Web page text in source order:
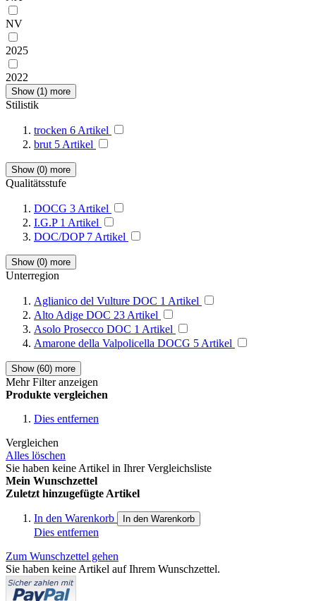
NV
2025
2022
Show (1) more
Stilistik
trocken 6 Artikel
brut 5 Artikel
Show (0) more
Qualitätsstufe
DOCG 3 Artikel
I.G.P 1 Artikel
DOC/DOP 7 Artikel
Show (0) more
Unterregion
Aglianico del Vulture DOC 1 Artikel
Alto Adige DOC 23 Artikel
Asolo Prosecco DOC 1 Artikel
Amarone della Valpolicella DOCG 5 Artikel
Show (60) more
Mehr Filter anzeigen
Produkte vergleichen
Dies entfernen
Vergleichen
Alles löschen
Sie haben keine Artikel in Ihrer Vergleichsliste
Mein Wunschzettel
Zuletzt hinzugefügte Artikel
In den Warenkorb In den Warenkorb
Dies entfernen
Zum Wunschzettel gehen
Sie haben keine Artikel auf Ihrem Wunschzettel.